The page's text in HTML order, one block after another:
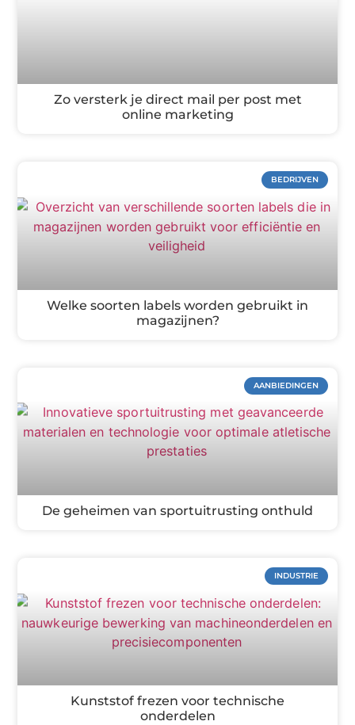
Zo versterk je direct mail per post met
online marketing
BEDRIJVEN
Welke soorten labels worden gebruikt in
magazijnen?
AANBIEDINGEN
De geheimen van sportuitrusting onthuld
INDUSTRIE
Kunststof frezen voor technische
onderdelen